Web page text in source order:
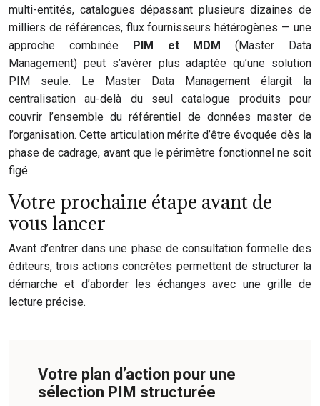
multi-entités, catalogues dépassant plusieurs dizaines de
milliers de références, flux fournisseurs hétérogènes — une
approche combinée PIM et MDM (Master Data
Management) peut s’avérer plus adaptée qu’une solution
PIM seule. Le Master Data Management élargit la
centralisation au-delà du seul catalogue produits pour
couvrir l’ensemble du référentiel de données master de
l’organisation. Cette articulation mérite d’être évoquée dès la
phase de cadrage, avant que le périmètre fonctionnel ne soit
figé.
Votre prochaine étape avant de
vous lancer
Avant d’entrer dans une phase de consultation formelle des
éditeurs, trois actions concrètes permettent de structurer la
démarche et d’aborder les échanges avec une grille de
lecture précise.
Votre plan d’action pour une
sélection PIM structurée